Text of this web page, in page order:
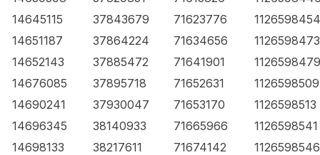
14645115
37843679 71623776
1126598454
14651187
37864224 71634656
1126598473
14652143
37885472 71641901
1126598479
14676085
37895718 71652631
1126598509
14690241
37930047 71653170
1126598513
14696345
38140933 71665966
1126598541
14698133
38217611 71674142
1126598546